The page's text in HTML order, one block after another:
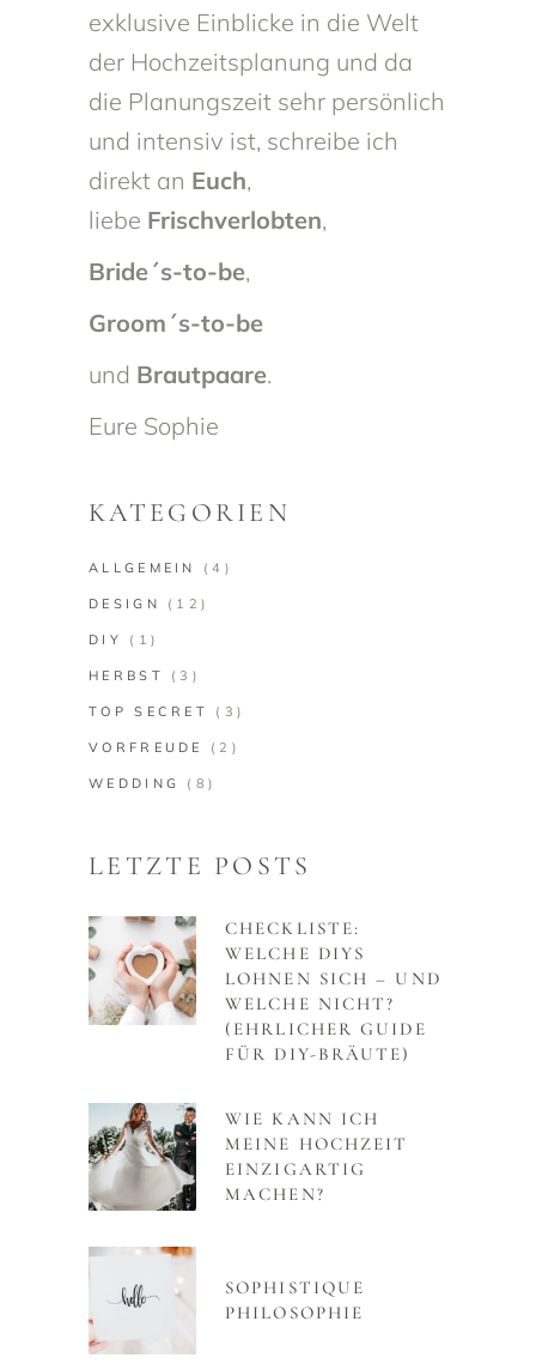
exklusive Einblicke in die Welt
der Hochzeitsplanung und da
die Planungszeit sehr persönlich
und intensiv ist, schreibe ich
direkt an Euch,
liebe Frischverlobten,
Bride´s-to-be,
Groom´s-to-be
und Brautpaare.
Eure Sophie
KATEGORIEN
ALLGEMEIN (4)
DESIGN (12)
DIY (1)
HERBST (3)
TOP SECRET (3)
VORFREUDE (2)
WEDDING (8)
LETZTE POSTS
CHECKLISTE:
WELCHE DIYS
LOHNEN SICH – UND
WELCHE NICHT?
(EHRLICHER GUIDE
FÜR DIY-BRÄUTE)
WIE KANN ICH
MEINE HOCHZEIT
EINZIGARTIG
MACHEN?
SOPHISTIQUE
PHILOSOPHIE